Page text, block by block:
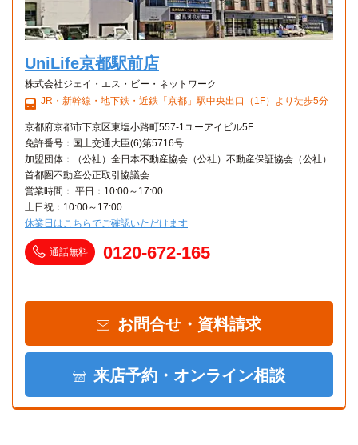
UniLife京都駅前店
株式会社ジェイ・エス・ビー・ネットワーク
JR・新幹線・地下鉄・近鉄「京都」駅中央出口（1F）より徒歩5分
京都府京都市下京区東塩小路町557-1ユーアイビル5F
免許番号：国土交通大臣(6)第5716号
加盟団体：（公社）全日本不動産協会（公社）不動産保証協会（公社）
首都圏不動産公正取引協議会
営業時間： 平日：10:00～17:00
土日祝：10:00～17:00
休業日はこちらでご確認いただけます
通話無料 0120-672-165
お問合せ・資料請求
来店予約・オンライン相談